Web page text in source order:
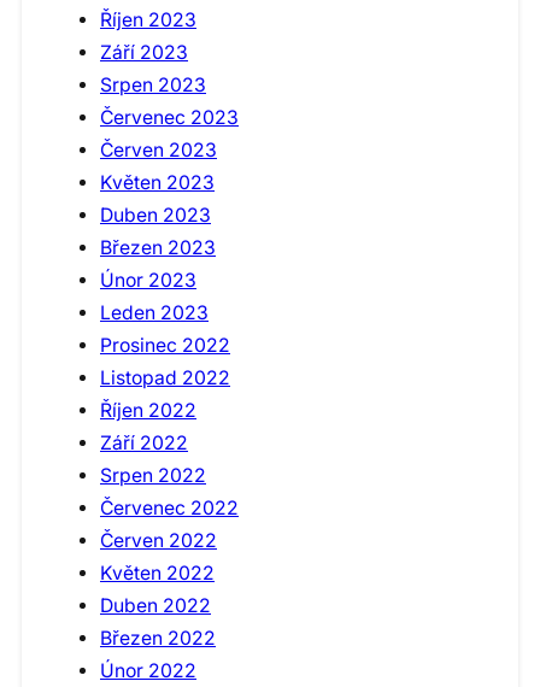
Říjen 2023
Září 2023
Srpen 2023
Červenec 2023
Červen 2023
Květen 2023
Duben 2023
Březen 2023
Únor 2023
Leden 2023
Prosinec 2022
Listopad 2022
Říjen 2022
Září 2022
Srpen 2022
Červenec 2022
Červen 2022
Květen 2022
Duben 2022
Březen 2022
Únor 2022